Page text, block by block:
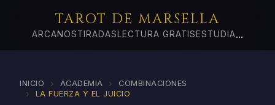
TAROT DE MARSELLA
ARCANOSTIRADAS LECTURA GRATIS ESTUDIA...
INICIO › ACADEMIA › COMBINACIONES
› LA FUERZA Y EL JUICIO